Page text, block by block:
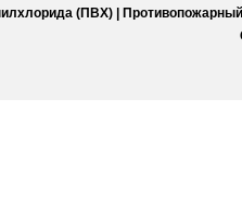
(ПВХ)|